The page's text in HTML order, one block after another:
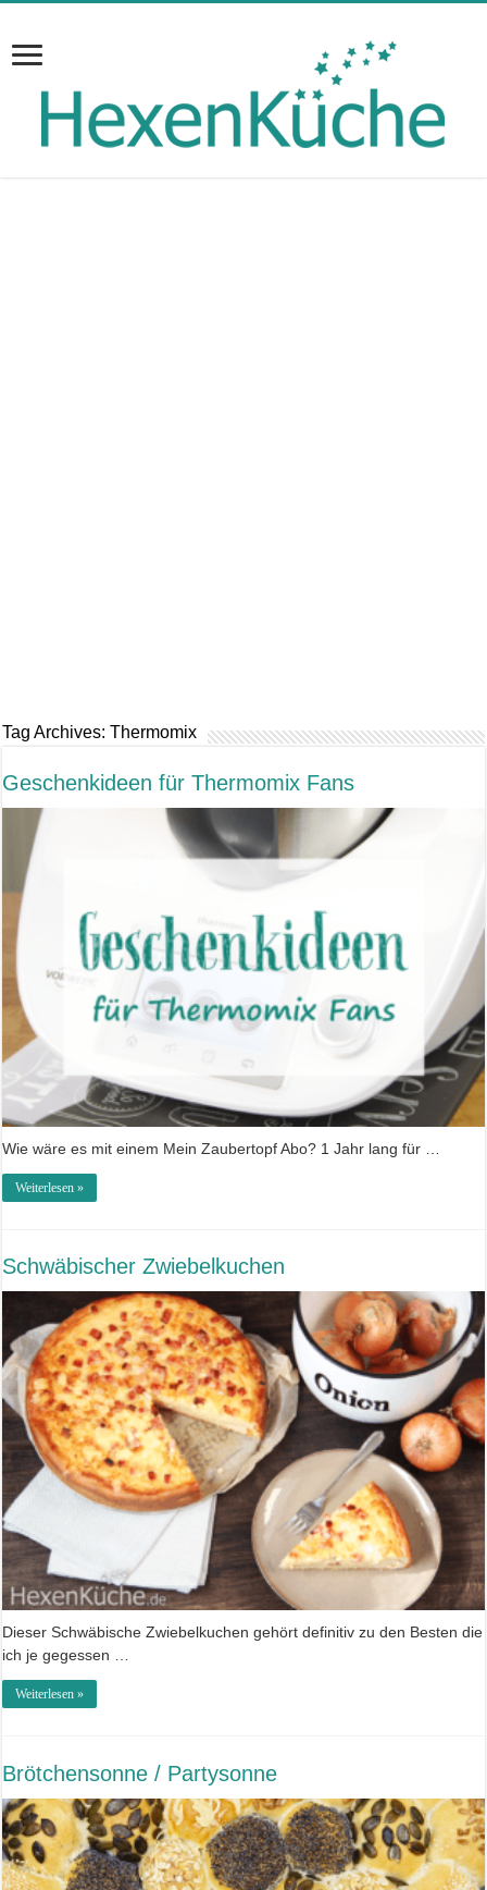
Tag Archives:Thermomix
Geschenkideen für Thermomix Fans
Wie wäre es mit einem Mein Zaubertopf Abo? 1 Jahr lang für …
Weiterlesen »
Schwäbischer Zwiebelkuchen
Dieser Schwäbische Zwiebelkuchen gehört definitiv zu den Besten die
ich je gegessen …
Weiterlesen »
Brötchensonne / Partysonne